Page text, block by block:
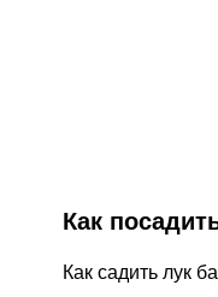
Как
Как садить лук